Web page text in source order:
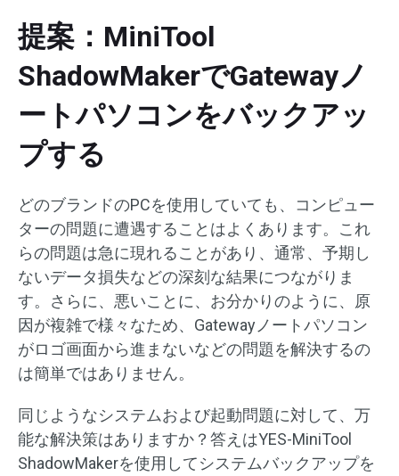
提案：MiniTool
ShadowMakerでGatewayノ
ートパソコンをバックアッ
プする
どのブランドのPCを使用していても、コンピュー
ターの問題に遭遇することはよくあります。これ
らの問題は急に現れることがあり、通常、予期し
ないデータ損失などの深刻な結果につながりま
す。さらに、悪いことに、お分かりのように、原
因が複雑で様々なため、Gatewayノートパソコン
がロゴ画面から進まないなどの問題を解決するの
は簡単ではありません。
同じようなシステムおよび起動問題に対して、万
能な解決策はありますか？答えはYES-MiniTool
ShadowMakerを使用してシステムバックアップを